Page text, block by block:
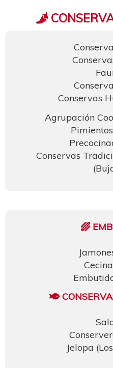
Conservas
Agrupación
Conservas
Jelopa